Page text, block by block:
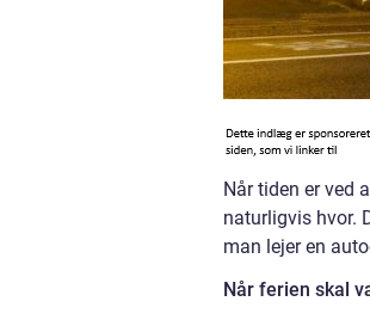
Når tiden er ved
naturligvis hvor.
man lejer en
Når ferien skal